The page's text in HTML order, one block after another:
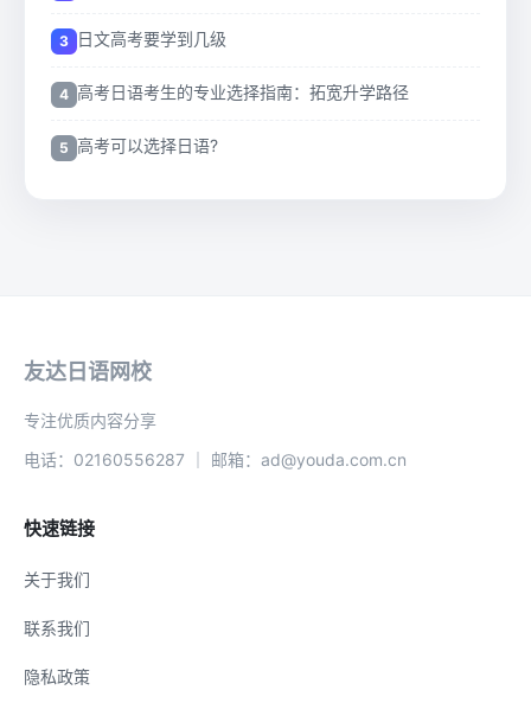
日文高考要学到几级
高考日语考生的专业选择指南：拓宽升学路径
高考可以选择日语?
友达日语网校
专注优质内容分享
电话：02160556287 ｜ 邮箱：ad@youda.com.cn
快速链接
关于我们
联系我们
隐私政策